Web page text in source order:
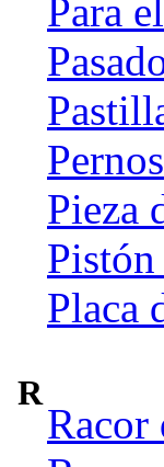
Para
Pernos
Pieza
Placa
R
Racor